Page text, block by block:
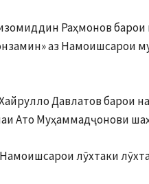
Раҳмонов
аз Намоишсарои
Давлатов барои
Ато Муҳаммадҷонови
лӯхтаки